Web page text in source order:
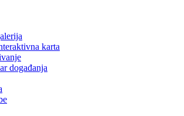
karta
događanja